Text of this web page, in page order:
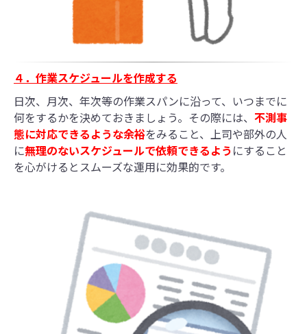
４．作業スケジュールを作成する
日次、月次、年次等の作業スパンに沿って、いつまでに
何をするかを決めておきましょう。その際には、 不測事
態に対応できるような余裕をみること、上司や部外の人
に無理のないスケジュールで依頼できるようにすること
を心がけるとスムーズな運用に効果的です。